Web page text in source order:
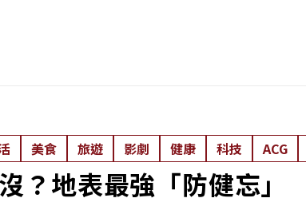
美食 旅遊 影劇 健康 科技 ACG
？地表最強「防健忘」